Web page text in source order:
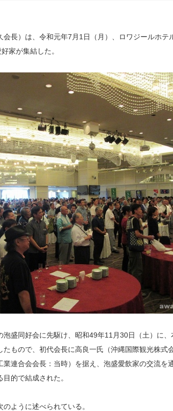
会長）は、令和元年7月1日（月）、ロワジールホテ
家が集結した。
泡盛同好会に先駆け、昭和49年11月30日（土）に
もので、初代会長に高良一氏（沖縄国際観光株式
業連合会会長：当時）を据え、泡盛愛飲家の交流を
的で結成された。
ように述べられている。